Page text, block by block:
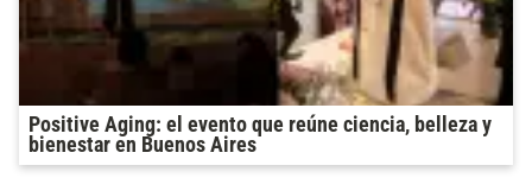
Positive Aging: el evento que reúne ciencia, belleza y
bienestar en Buenos Aires